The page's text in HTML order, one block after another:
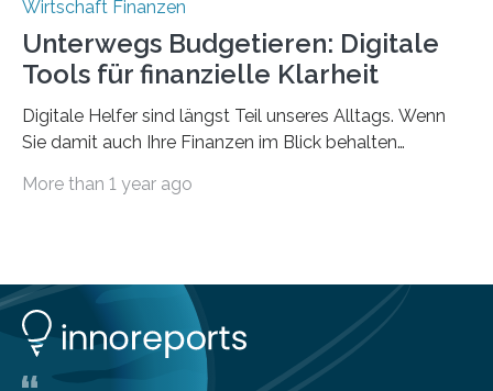
Wirtschaft Finanzen
Unterwegs Budgetieren: Digitale
Tools für finanzielle Klarheit
Digitale Helfer sind längst Teil unseres Alltags. Wenn
Sie damit auch Ihre Finanzen im Blick behalten
die genau das ermöglichen: Sie helfen Ihnen, Ausgaben
Lösungen interessieren. 1. Multibanking-Tools: Alle
Konten auf einen Blick Viele Banken bieten bereits in
ihrem Online-Banking eine Multibanking-Funktion an,
mit der sich Konten bei anderen Banken…
More than 1 year ago